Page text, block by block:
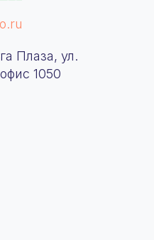
Плаза, ул.
1050